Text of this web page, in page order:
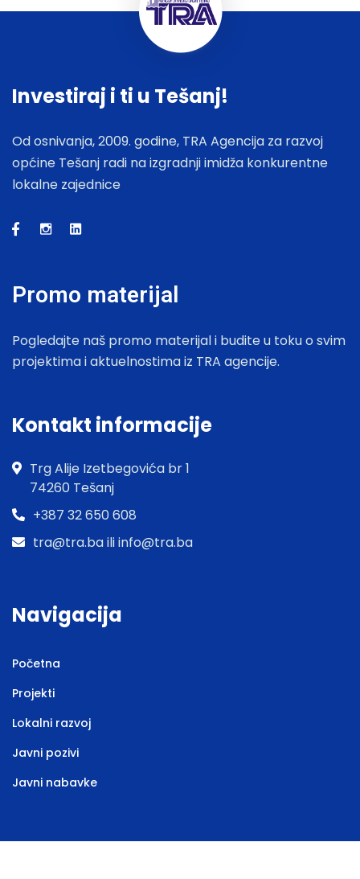
Investiraj i ti u Tešanj!
Od osnivanja, 2009. godine, TRA Agencija za razvoj
općine Tešanj radi na izgradnji imidža konkurentne
lokalne zajednice
Promo materijal
Pogledajte naš promo materijal i budite u toku o svim
projektima i aktuelnostima iz TRA agencije.
Kontakt informacije
Trg Alije Izetbegovića br 1
74260 Tešanj
+387 32 650 608
tra@tra.ba ili info@tra.ba
Navigacija
Početna
Projekti
Lokalni razvoj
Javni pozivi
Javni nabavke